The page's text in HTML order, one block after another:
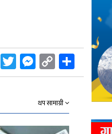
Facebook
Twitter
Messenger
Copy
Link
Share
थप सामाग्री